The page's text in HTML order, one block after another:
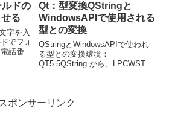
ドの
る
字を入
でフォ
話番号
Qt：型変換QStringと
WindowsAPIで使用される
型との変換
QStringとWindowsAPIで使われ
る型との変換環境：
QT5.5QString から、LPCWSTR
スポンサーリンク